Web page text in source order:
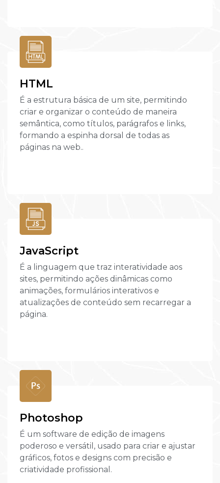
HTML
É a estrutura básica de um site, permitindo
criar e organizar o conteúdo de maneira
semântica, como títulos, parágrafos e links,
formando a espinha dorsal de todas as
páginas na web..
JavaScript
É a linguagem que traz interatividade aos
sites, permitindo ações dinâmicas como
animações, formulários interativos e
atualizações de conteúdo sem recarregar a
página.
Photoshop
É um software de edição de imagens
poderoso e versátil, usado para criar e ajustar
gráficos, fotos e designs com precisão e
criatividade profissional.